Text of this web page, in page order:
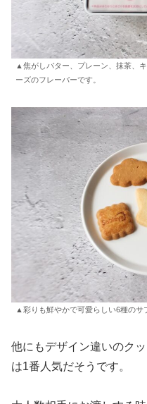
▲焦がしバター、プレーン、抹茶、
ーズのフレーバーです。
▲彩りも鮮やかで可愛らしい6種のサ
他にもデザイン違いのク
は1番人気だそうです。